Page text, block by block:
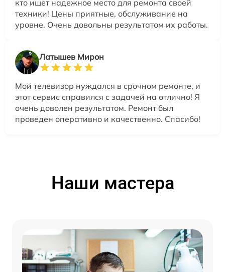
кто ищет надежное место для ремонта своей
техники! Цены приятные, обслуживание на
уровне. Очень довольны результатом их работы.
Латышев Мирон
Мой телевизор нуждался в срочном ремонте, и
этот сервис справился с задачей на отлично! Я
очень доволен результатом. Ремонт был
проведен оперативно и качественно. Спасибо!
Наши мастера